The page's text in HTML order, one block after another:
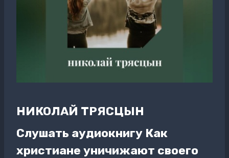
НИКОЛАЙ ТРЯСЦЫН
Слушать аудиокнигу Как
христиане уничижают своего